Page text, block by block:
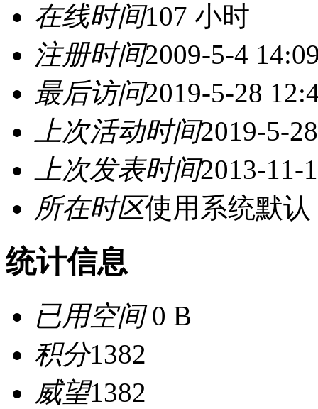
在线时间107 小时
注册时间2009-5-4
最后访问2019-5-28
上次活动时间2019-5-
上次发表时间2013-11-
所在时区使用系统默认
统计信息
已用空间0 B
积分1382
威望1382